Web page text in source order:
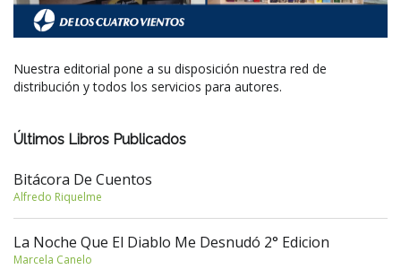
Nuestra editorial pone a su disposición nuestra red de
distribución y todos los servicios para autores.
Últimos Libros Publicados
Bitácora De Cuentos
Alfredo Riquelme
La Noche Que El Diablo Me Desnudó 2° Edicion
Marcela Canelo